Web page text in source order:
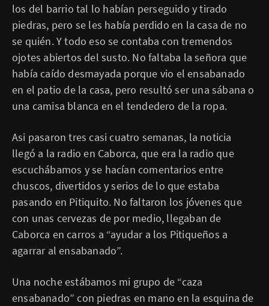
los del barrio tal lo habían perseguido y tirado
piedras, pero se les había perdido en la casa de no
se quién. Y todo eso se contaba con tremendos
ojotes abiertos del susto. No faltaba la señora que
había caído desmayada porque vio el ensabanado
en el patio de la casa, pero resultó ser una sábana o
una camisa blanca en el tendedero de la ropa.
Asi pasaron tres casi cuatro semanas, la noticia
llegó a la radio en Caborca, que era la radio que
escuchábamos y se hacían comentarios entre
chuscos, divertidos y serios de lo que estaba
pasando en Pitiquito. No faltaron los jóvenes que
con unas cervezas de por medio, llegaban de
Caborca en carros a “ayudar a los Pitiqueños a
agarrar al ensabanado”.
Una noche estábamos mi grupo de “caza
ensabanado” con piedras en mano en la esquina de